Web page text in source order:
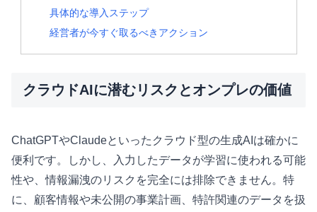
具体的な導入ステップ
経営者が今すぐ取るべきアクション
クラウドAIに潜むリスクとオンプレの価値
ChatGPTやClaudeといったクラウド型の生成AIは確かに
便利です。しかし、入力したデータが学習に使われる可能
性や、情報漏洩のリスクを完全には排除できません。特
に、顧客情報や未公開の事業計画、特許関連のデータを扱